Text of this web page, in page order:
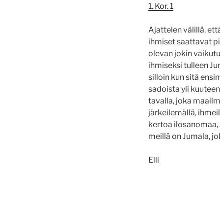
1. Kor. 1
Ajattelen välillä,
ihmiset saattavat
olevan jokin
ihmiseksi tulleen
silloin kun sitä
sadoista yli
tavalla, joka
järkeilemällä,
kertoa
meillä on Jumala,
Elli